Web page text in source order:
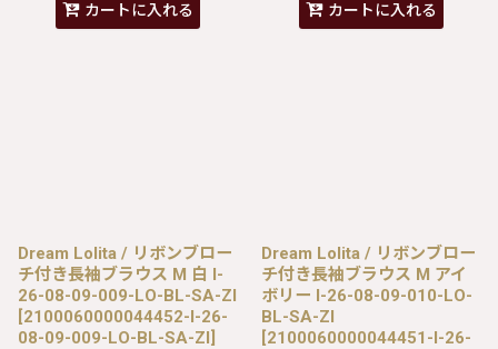
カートに入れる カートに入れる
Dream Lolita / リボンブロー
チ付き長袖ブラウス M 白 I-
26-08-09-009-LO-BL-SA-ZI
[2100060000044452-I-26-
08-09-009-LO-BL-SA-ZI]
Dream Lolita / リボンブロー
チ付き長袖ブラウス M アイ
ボリー I-26-08-09-010-LO-
BL-SA-ZI
[2100060000044451-I-26-